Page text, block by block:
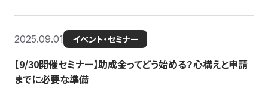
2025.09.01 イベント・セミナー
【9/30開催セミナー】助成金ってどう始める？心構えと申請
までに必要な準備